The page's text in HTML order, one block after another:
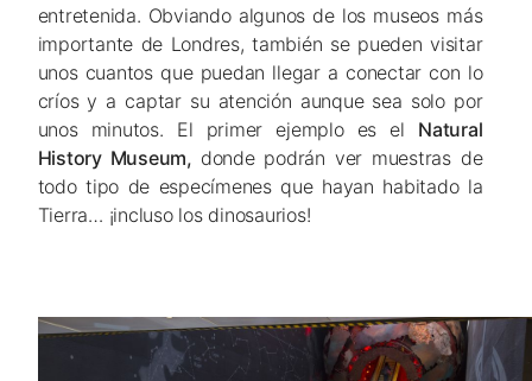
entretenida. Obviando algunos de los museos más
importante de Londres, también se pueden visitar
unos cuantos que puedan llegar a conectar con lo
críos y a captar su atención aunque sea solo por
unos minutos. El primer ejemplo es el Natural
History Museum, donde podrán ver muestras de
todo tipo de especímenes que hayan habitado la
Tierra… ¡incluso los dinosaurios!